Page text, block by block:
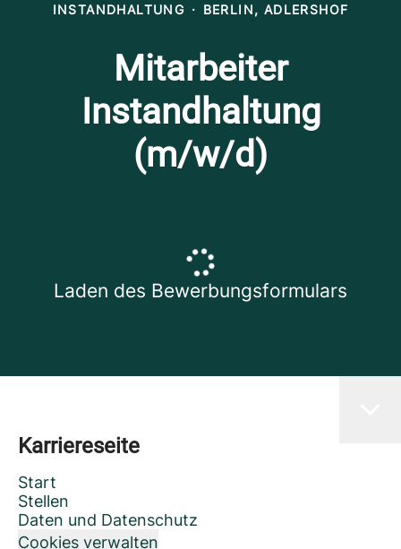
INSTANDHALTUNG · BERLIN, ADLERSHOF
Mitarbeiter
Instandhaltung
(m/w/d)
Laden des Bewerbungsformulars
Karriereseite
Start
Stellen
Daten und Datenschutz
Cookies verwalten